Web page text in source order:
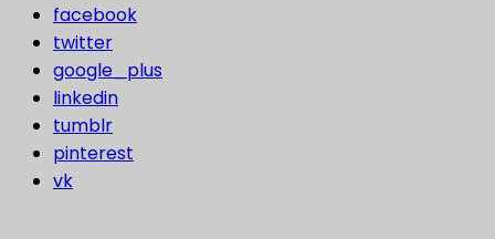
facebook
twitter
google_plus
linkedin
tumblr
pinterest
vk